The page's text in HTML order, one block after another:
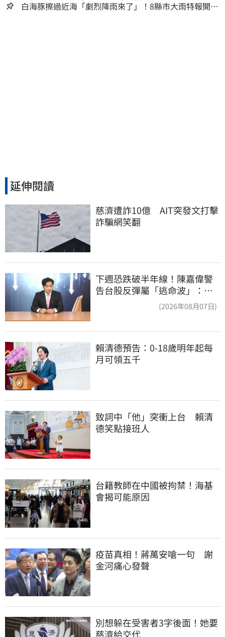
白海豚擦過近海「劇烈降雨來了」！8縣市大雨特報開
延伸閱讀
慈濟遭詐10億　AIT突發文打擊
詐騙網笑翻
下週恐跌破半年線！陳嘉偉警
告台股反彈屬「逃命波」：空
(2026年08月07日)
賴清德預告：0-18歲明年起每
月可領五千
致詞中「他」突衝上台　賴清
德笑點接班人
台籍教師在中國被拘禁！海基
會揭可能原因
疫苗真相！蔣萬安嗆一句　謝
金河痛心發聲
別想躲在受害者3字後面！她要
慈濟給交代